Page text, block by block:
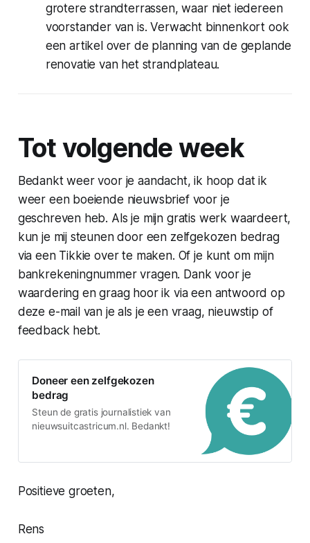
grotere strandterrassen, waar niet iedereen
voorstander van is. Verwacht binnenkort ook
een artikel over de planning van de geplande
renovatie van het strandplateau.
Tot volgende week
Bedankt weer voor je aandacht, ik hoop dat ik
weer een boeiende nieuwsbrief voor je
geschreven heb. Als je mijn gratis werk waardeert,
kun je mij steunen door een zelfgekozen bedrag
via een Tikkie over te maken. Of je kunt om mijn
bankrekeningnummer vragen. Dank voor je
waardering en graag hoor ik via een antwoord op
deze e-mail van je als je een vraag, nieuwstip of
feedback hebt.
Doneer een zelfgekozen
bedrag
Steun de gratis journalistiek van
nieuwsuitcastricum.nl. Bedankt!
Positieve groeten,
Rens